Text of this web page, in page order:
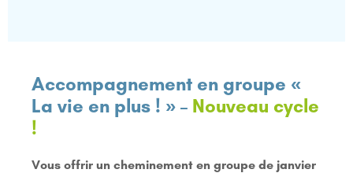
Accompagnement en groupe «
La vie en plus ! » – Nouveau cycle
!
Vous offrir un cheminement en groupe de janvier